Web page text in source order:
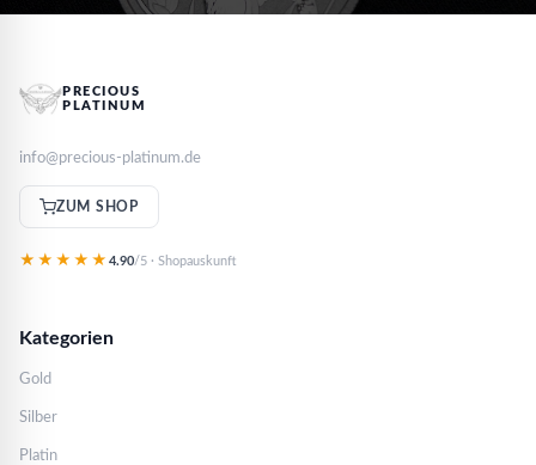
PRECIOUS
PLATINUM
info@precious-platinum.de
ZUM SHOP
★★★★★ 4.90/5 · Shopauskunft
Kategorien
Gold
Silber
Platin